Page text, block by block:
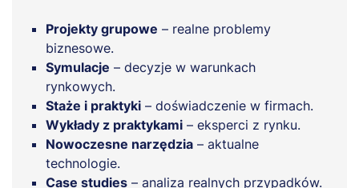
Projekty grupowe – realne problemy
biznesowe.
Symulacje – decyzje w warunkach
rynkowych.
Staże i praktyki – doświadczenie w firmach.
Wykłady z praktykami – eksperci z rynku.
Nowoczesne narzędzia – aktualne
technologie.
Case studies – analiza realnych przypadków.